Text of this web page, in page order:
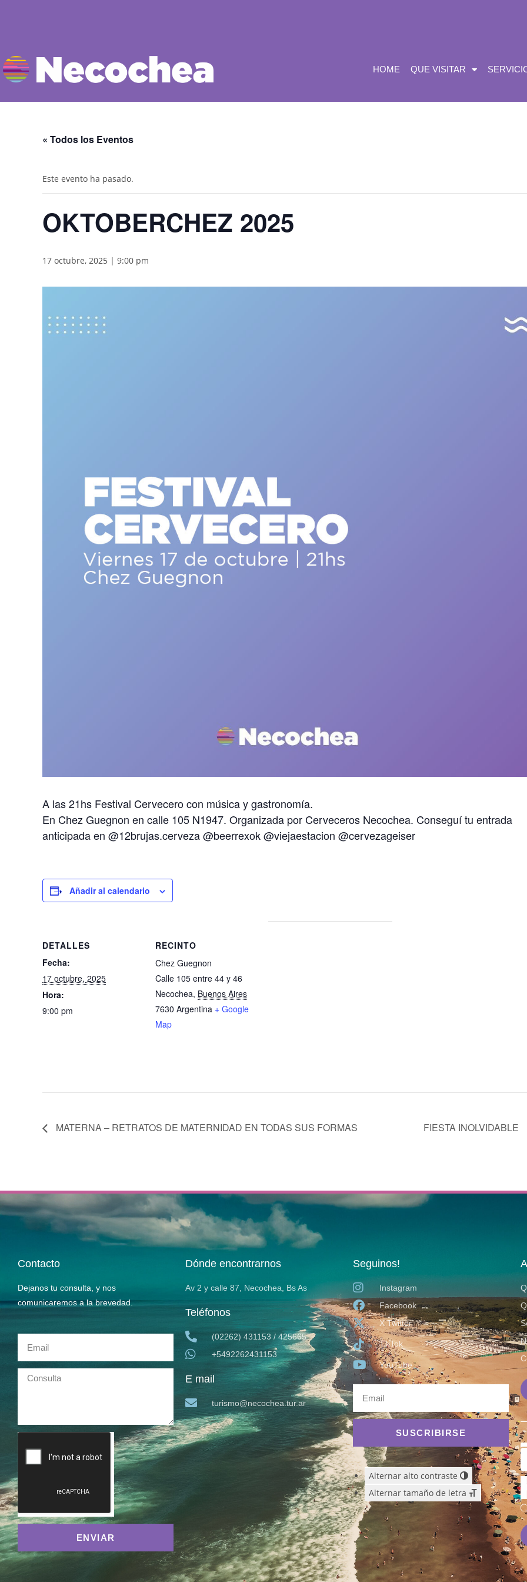
HOME QUE VISITAR
« Todos los Eventos
Este evento ha pasado.
OKTOBERCHEZ 2025
17 octubre, 2025 | 9:00 pm
A las 21hs Festival Cervecero con música y gastronomía.
En Chez Guegnon en calle 105 N1947. Organizada por Cerveceros Necochea. Conseguí tu entrada
anticipada en @12brujas.cerveza @beerrexok @viejaestacion @cervezageiser
Añadir al calendario
DETALLES
Fecha:
17 octubre, 2025
Hora:
9:00 pm
RECINTO
Chez Guegnon
Calle 105 entre 44 y 46
Necochea, Buenos Aires
7630 Argentina + Google
Map
MATERNA – RETRATOS DE MATERNIDAD EN TODAS SUS FORMAS FIESTA INOLVIDABLE
Contacto
Dejanos tu consulta, y nos
comunicaremos a la brevedad.
ENVIAR
Dónde encontrarnos
Av 2 y calle 87, Necochea, Bs As
Teléfonos
(02262) 431153 / 425665
+5492262431153
E mail
turismo@necochea.tur.ar
Seguinos!
Instagram
Facebook
X Twitter
TikTok
YouTube
SUSCRIBIRSE
Alternar alto contraste
Alternar tamaño de letra